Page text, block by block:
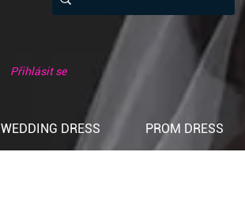
Přihlásit se
WEDDING DRESS PROM DRESS